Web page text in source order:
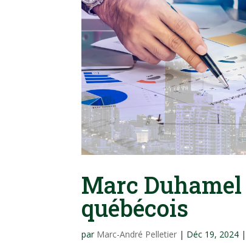
Marc
québécois
par Marc-André Pelletier | Déc 19, 2024